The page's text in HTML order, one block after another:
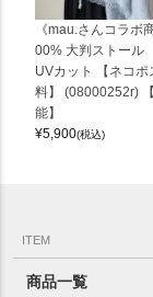
《mau.さんコラボ
00% 大判ストー
UVカット 【ネコポ
料】 (08000252r)
能】
¥5,900(税込)
ITEM
商品一覧